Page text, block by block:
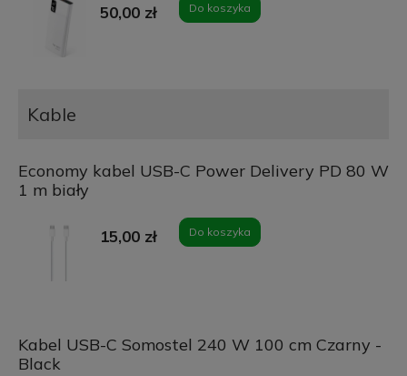
50,00 zł Do koszyka
Kable
Economy kabel USB-C Power Delivery PD 80 W
1 m biały
15,00 zł Do koszyka
Kabel USB-C Somostel 240 W 100 cm Czarny -
Black